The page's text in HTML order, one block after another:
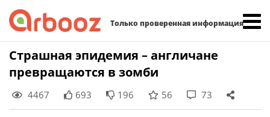
Только проверенная информация
Skip
content
Страшная эпидемия – англичане
превращаются в зомби
4467 693 196 56 73
Найти: